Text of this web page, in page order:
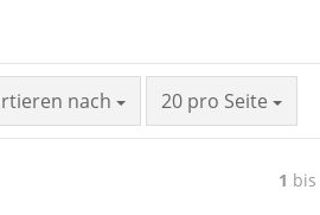
nach 20 pro Seite
1 bis